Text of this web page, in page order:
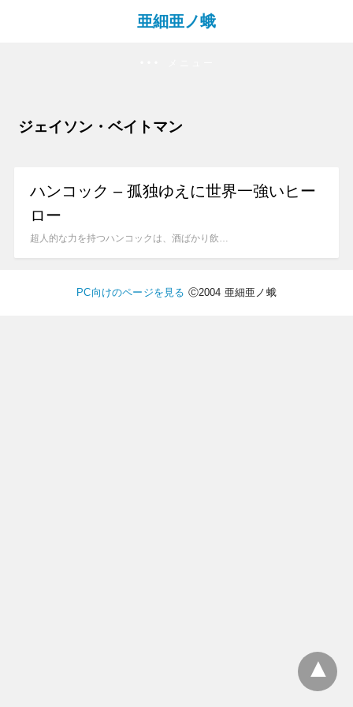
亜細亜ノ蛾
ジェイソン・ベイトマン
ハンコック – 孤独ゆえに世界一強いヒー
ロー
超人的な力を持つハンコックは、酒ばかり飲…
PC向けのページを見る Ⓒ2004 亜細亜ノ蛾